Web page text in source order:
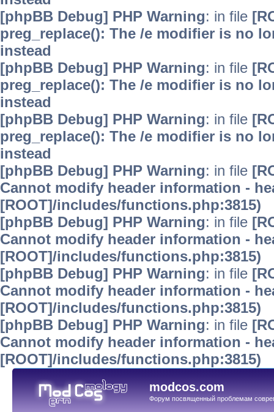
[phpBB Debug] PHP Warning: in file
preg_replace(): The /e modifier is no
instead
[phpBB Debug] PHP Warning: in file
preg_replace(): The /e modifier is no
instead
[phpBB Debug] PHP Warning: in file
preg_replace(): The /e modifier is no
instead
[phpBB Debug] PHP Warning: in file
Cannot modify header information -
[ROOT]/includes/functions.php:3815)
[phpBB Debug] PHP Warning: in file
Cannot modify header information -
[ROOT]/includes/functions.php:3815)
[phpBB Debug] PHP Warning: in file
Cannot modify header information -
[ROOT]/includes/functions.php:3815)
[phpBB Debug] PHP Warning: in file
Cannot modify header information -
[ROOT]/includes/functions.php:3815)
modcos.com
Форум посвященный проблемам